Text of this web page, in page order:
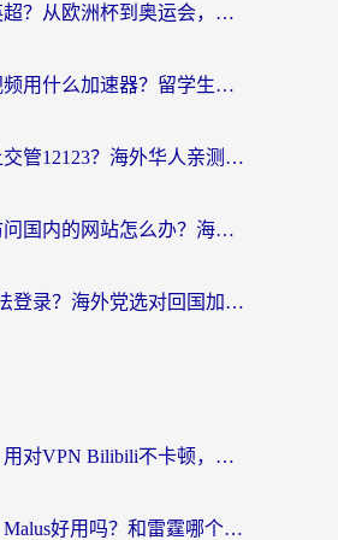
海外怎么看英超？从欧洲杯到奥运会，一份让你不卡壳的中文解说观看指南
国外看国内视频用什么加速器？留学生和海外华人的实用指南
国外登录不上交管12123？海外华人亲测有效的回国加速器选择指南
在国外不能访问国内的网站怎么办？海外党必看的无缝回国上网指南
12123国外无法登录？海外党选对回国加速器，轻松解决国内资源访问难题
海外党必看：用对VPN Bilibili不卡顿，英国玩国内游戏也丝滑——2026回国加速器选择指南
海外党实测：Malus好用吗？和雷霆哪个好？+ 3款热门加速器深度对比